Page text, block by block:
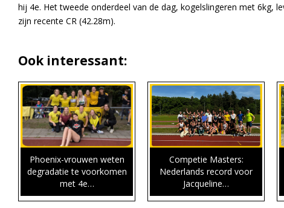
hij 4e. Het tweede onderdeel van de dag, kogelslingeren met 6kg,
zijn recente CR (42.28m).
Ook interessant:
Phoenix-vrouwen weten
degradatie te voorkomen
met 4e…
Competie Masters:
Nederlands record voor
Jacqueline…